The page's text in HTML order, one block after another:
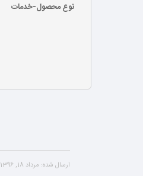
نوع محصول-خدمات
ارسال شده: مرداد 18, 1396